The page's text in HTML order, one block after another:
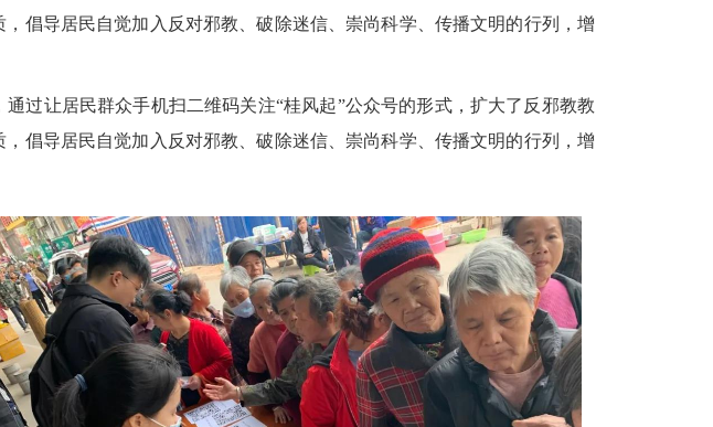
倡导居民自觉加入反对邪教、破除迷信、崇尚科学、传播文明的行列，增
过让居民群众手机扫二维码关注“桂风起”公众号的形式，扩大了反邪教教
倡导居民自觉加入反对邪教、破除迷信、崇尚科学、传播文明的行列，增